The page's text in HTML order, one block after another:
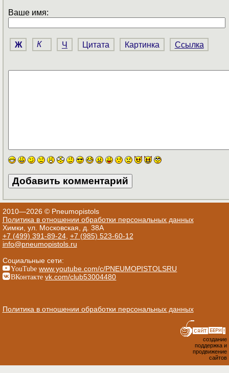
Ваше имя:
Ж К Ч Цитата Картинка Ссылка
2010—2026 © Pneumopistols
Политика в отношении обработки персональных данных
Химки, ул. Московская, д. 38А
+7 (499) 391-89-24, +7 (985) 523-60-12
info@pneumopistols.ru
Социальные сети:
YouTube www.youtube.com/c/PNEUMOPISTOLSRU
ВКонтакте vk.com/club53004480
Политика в отношении обработки персональных данных
создание
поддержка и
продвижение
сайтов